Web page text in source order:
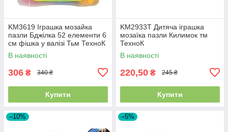
KM3619 Іграшка мозайка
пазли Бджілка 52 елементи 6
см фішка у валізі Тьм ТехноК
В наявності
306 ₴ 340 ₴
Купити
KM2933T Дитяча іграшка
мозаїка пазли Килимок тм
ТехноК
В наявності
220,50 ₴ 245 ₴
Купити
–10% –5%